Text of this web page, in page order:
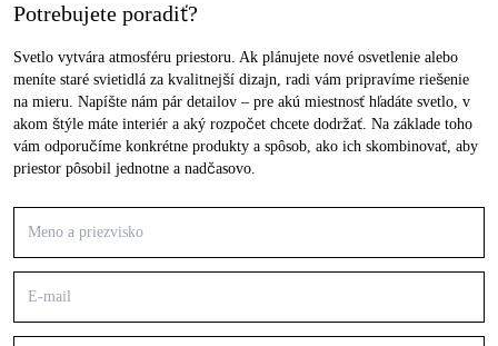
Potrebujete poradiť?
Svetlo vytvára atmosféru priestoru. Ak plánujete nové osvetlenie alebo
meníte staré svietidlá za kvalitnejší dizajn, radi vám pripravíme riešenie
na mieru. Napíšte nám pár detailov – pre akú miestnosť hľadáte svetlo, v
akom štýle máte interiér a aký rozpočet chcete dodržať. Na základe toho
vám odporučíme konkrétne produkty a spôsob, ako ich skombinovať, aby
priestor pôsobil jednotne a nadčasovo.